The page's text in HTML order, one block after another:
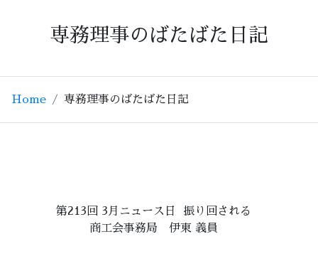
専務理事のばたばた日記
Home 専務理事のばたばた日記
第213回 3月ニュース日 振り回される
商工会事務局 伊東 義員